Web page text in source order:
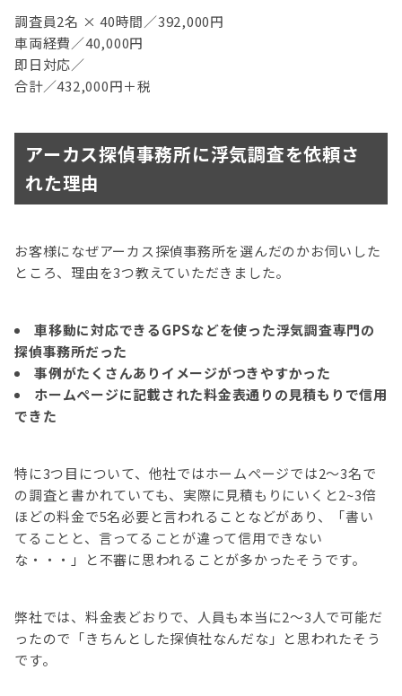
調査員2名 × 40時間／392,000円
車両経費／40,000円
即日対応／
合計／432,000円＋税
アーカス探偵事務所に浮気調査を依頼さ
れた理由
お客様になぜアーカス探偵事務所を選んだのかお伺いした
ところ、理由を3つ教えていただきました。
車移動に対応できるGPSなどを使った浮気調査専門の
探偵事務所だった
事例がたくさんありイメージがつきやすかった
ホームページに記載された料金表通りの見積もりで信用
できた
特に3つ目について、他社ではホームページでは2～3名で
の調査と書かれていても、実際に見積もりにいくと2~3倍
ほどの料金で5名必要と言われることなどがあり、「書い
てることと、言ってることが違って信用できない
な・・・」と不審に思われることが多かったそうです。
弊社では、料金表どおりで、人員も本当に2～3人で可能だ
ったので「きちんとした探偵社なんだな」と思われたそう
です。